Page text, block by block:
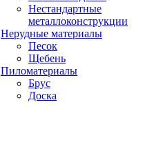
Нестандартные
металлоконструкции
Нерудные материалы
Песок
Щебень
Пиломатериалы
Брус
Доска